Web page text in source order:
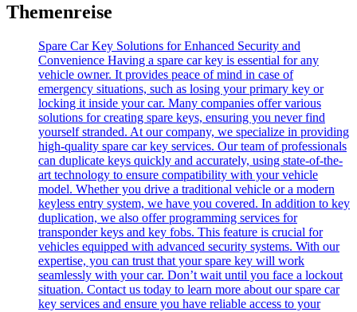
Themenreise
Spare Car Key Solutions for Enhanced Security and
Convenience Having a spare car key is essential for any
vehicle owner. It provides peace of mind in case of
emergency situations, such as losing your primary key or
locking it inside your car. Many companies offer various
solutions for creating spare keys, ensuring you never find
yourself stranded. At our company, we specialize in providing
high-quality spare car key services. Our team of professionals
can duplicate keys quickly and accurately, using state-of-the-
art technology to ensure compatibility with your vehicle
model. Whether you drive a traditional vehicle or a modern
keyless entry system, we have you covered. In addition to key
duplication, we also offer programming services for
transponder keys and key fobs. This feature is crucial for
vehicles equipped with advanced security systems. With our
expertise, you can trust that your spare key will work
seamlessly with your car. Don’t wait until you face a lockout
situation. Contact us today to learn more about our spare car
key services and ensure you have reliable access to your